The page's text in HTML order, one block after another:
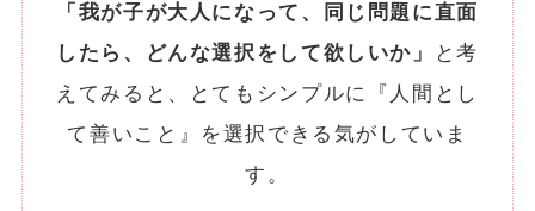
「我が子が大人になって、同じ問題に直面
したら、どんな選択をして欲しいか」
と考
えてみると、とてもシンプルに『人間とし
て善いこと』を選択できる気がしていま
す。